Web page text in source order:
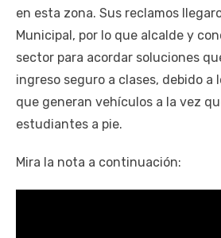
en esta zona. Sus reclamos
Municipal, por lo que alcalde y
sector para acordar soluciones
ingreso seguro a clases, debido a
que generan vehículos a la vez
estudiantes a pie.
Mira la nota a continuación: